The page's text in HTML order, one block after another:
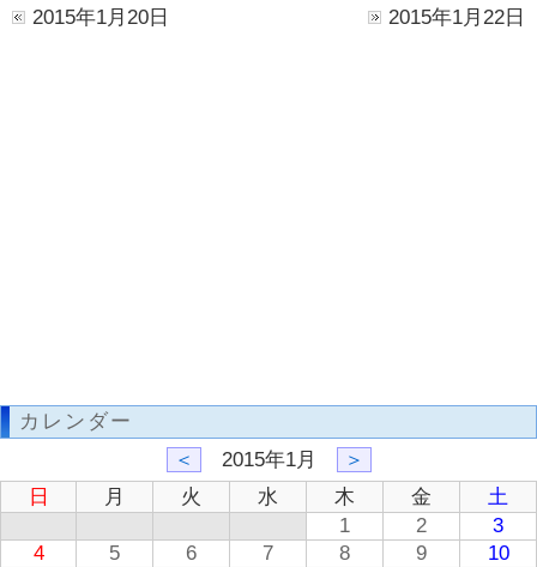
2015年1月20日 2015年1月22日
カレンダー
＜
2015年1月
＞
日
月 火 水 木 金
土
1
2
3
4
5 6 7 8 9
10